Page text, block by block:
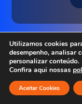
Utilizamos cookies
desempenho, analisar
personalizar conteúdo.
Confira aqui nossas
Aceitar Cookies